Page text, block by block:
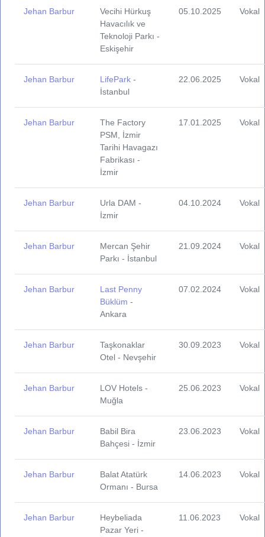
Jehan Barbur
Vecihi Hürkuş
Havacılık ve
Teknoloji Parkı -
Eskişehir
05.10.2025 Vokal
Jehan Barbur LifePark -
İstanbul
22.06.2025 Vokal
Jehan Barbur
The Factory
PSM, İzmir
Tarihi Havagazı
Fabrikası -
İzmir
17.01.2025 Vokal
Jehan Barbur
Urla DAM -
İzmir
04.10.2024 Vokal
Jehan Barbur
Mercan Şehir
Parkı - İstanbul
21.09.2024 Vokal
Jehan Barbur
Last Penny
Büklüm -
Ankara
07.02.2024 Vokal
Jehan Barbur
Taşkonaklar
Otel - Nevşehir
30.09.2023 Vokal
Jehan Barbur
LOV Hotels -
Muğla
25.06.2023 Vokal
Jehan Barbur
Babil Bira
Bahçesi - İzmir
23.06.2023 Vokal
Jehan Barbur
Balat Atatürk
Ormanı - Bursa
14.06.2023 Vokal
Jehan Barbur
Heybeliada
Pazar Yeri -
11.06.2023 Vokal